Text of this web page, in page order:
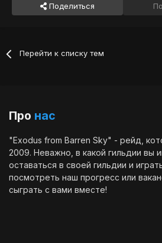
Поделиться
Перейти к списку тем
Про нас
"Exodus from Barren Sky" - рейд,
2009. Неважно, в какой гильдии вы
оставаться в своей гильдии и
посмотреть наш прогресс или
сыграть с вами вместе!